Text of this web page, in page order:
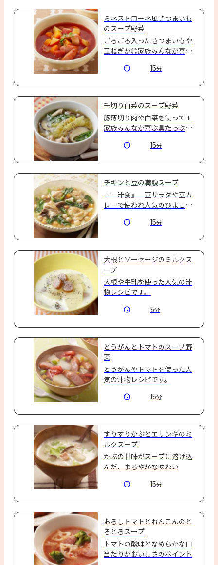
ミネストローネ風さつまいも
のスープ野菜
ごろごろ入ったさつまいもや
玉ねぎが◎家族みんなが喜ぶ
ローネ風スープを作ろう☆
15分
千切り白菜のスープ野菜
豚薄切り肉や白菜を使って！
家族みんなが喜ぶ具たっぷり
15分
チキンと豆の満腹スープ
『一汁食』　豆サラダや豆カ
レーで使われ人気のひよこ豆
が魅力。鶏肉やしいたけやに
具だくさんスープに仕上げま
した。
15分
大根とソーセージのミルクス
ープ
大根や牛乳を使った人気の汁
物レシピです。
5分
とうがんとトマトのスープ野
菜
とうがんやトマトを使った人
気の汁物レシピです。
15分
すりすりかぶとエリンギのミ
ルクスープ
かぶの甘味がスープに溶け込
んだ、まろやかな味わい
15分
おろしトマトとれんこんのと
ろとろスープ
トマトの酸味となめらかな口
当たりがおいしさのポイント